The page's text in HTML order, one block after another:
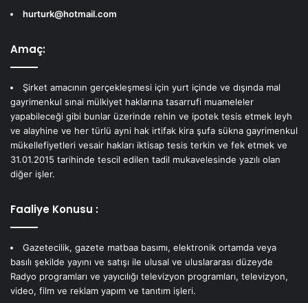
hurturk@hotmail.com
Amaç:
Şirket amacının gerçekleşmesi için yurt içinde ve dışında mal
gayrimenkul sınai mülkiyet haklarına tasarrufi muameleler
yapabileceği gibi bunlar üzerinde rehin ve ipotek tesis etmek leyh
ve alayhine ve her türlü ayni hak irtifak kira şufa sükna gayrimenkul
mükellefiyetleri vesair hakları iktisap tesis terkin ve fek etmek ve
31.01.2015 tarihinde tescil edilen tadil mukavelesinde yazılı olan
diğer işler.
Faaliye Konusu :
Gazetecilik, gazete matbaa basımı, elektronik ortamda veya
basılı şekilde yayını ve satışı ile ulusal ve uluslararası düzeyde
Radyo programları ve yayıcılığı televizyon programları, televizyon,
video, film ve reklam yapım ve tanıtım işleri.